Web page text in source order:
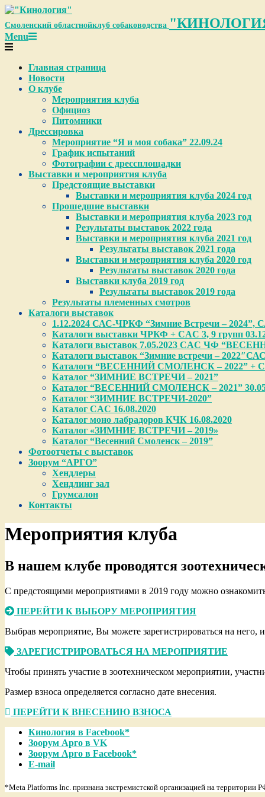
Skip
to
content
Смоленский областнойклуб собаководства
Primary
Navigation
Menu
Главная страница
Новости
О клубе
Мероприятия клуба
Официоз
Питомники
Дрессировка
Мероприятие “Я и моя собака” 22.09.24
График испытаний
Фотографии с дрессплощадки
Выставки и мероприятия клуба
Предстоящие выставки
Выставки и мероприятия клуба 2024 год
Прошедшие выставки
Выставки и мероприятия клуба 2023 год
Результаты выставок 2022 года
Выставки и мероприятия клуба 2021 год
Результаты выставок 2021 года
Выставки и мероприятия клуба 2020 год
Результаты выставок 2020 года
Выставки клуба 2019 год
Результаты выставок 2019 года
Результаты племенных смотров
Каталоги выставок
1.12.2024 САС-ЧРКФ “Зимние Встречи – 2024”,
Каталоги выставки ЧРКФ + CAC 3, 9 групп
Каталоги выставок 7.05.2023 CAC ЧФ
Каталоги выставок “Зимние встречи –
Каталоги “ВЕСЕННИЙ СМОЛЕНСК – 2022” +
Каталог “ЗИМНИЕ ВСТРЕЧИ – 2021”
Каталог “ВЕСЕННИЙ СМОЛЕНСК – 2021”
Каталог “ЗИМНИЕ ВСТРЕЧИ-2020”
Каталог CAC 16.08.2020
Каталог моно лабрадоров КЧК 16.08.2020
Каталог «ЗИМНИЕ ВСТРЕЧИ – 2019»
Каталог “Весенний Смоленск – 2019”
Фотоотчеты с выставок
Зоорум “АРГО”
Хендлеры
Хендлинг зал
Грумсалон
Контакты
Мероприятия клуба
В нашем клубе проводятся
С предстоящими мероприятиями в 2019 году можно
ПЕРЕЙТИ К ВЫБОРУ МЕРОПРИЯТИЯ
Выбрав мероприятие, Вы можете зарегистрироваться на него,
ЗАРЕГИСТРИРОВАТЬСЯ НА МЕРОПРИЯТИЕ
Чтобы принять участие в зоотехническом мероприятии,
Размер взноса определяется согласно дате внесения.
ПЕРЕЙТИ К ВНЕСЕНИЮ ВЗНОСА
Кинология в Facebook*
Зоорум Арго в VK
Зоорум Арго в Facebook*
E-mail
*Meta Platforms Inc. признана экстремистской организацией на территории